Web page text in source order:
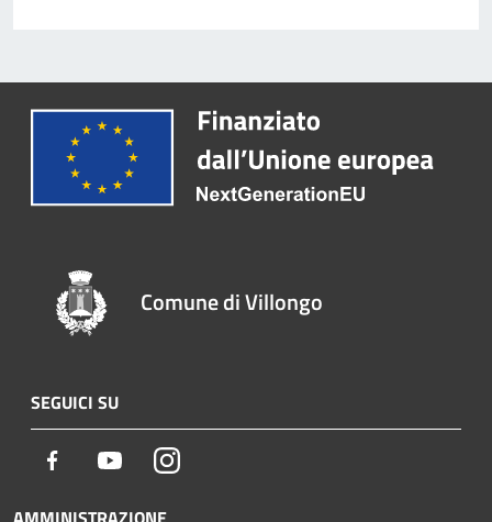
Comune di Villongo
SEGUICI SU
Facebook YoutubeInstagram